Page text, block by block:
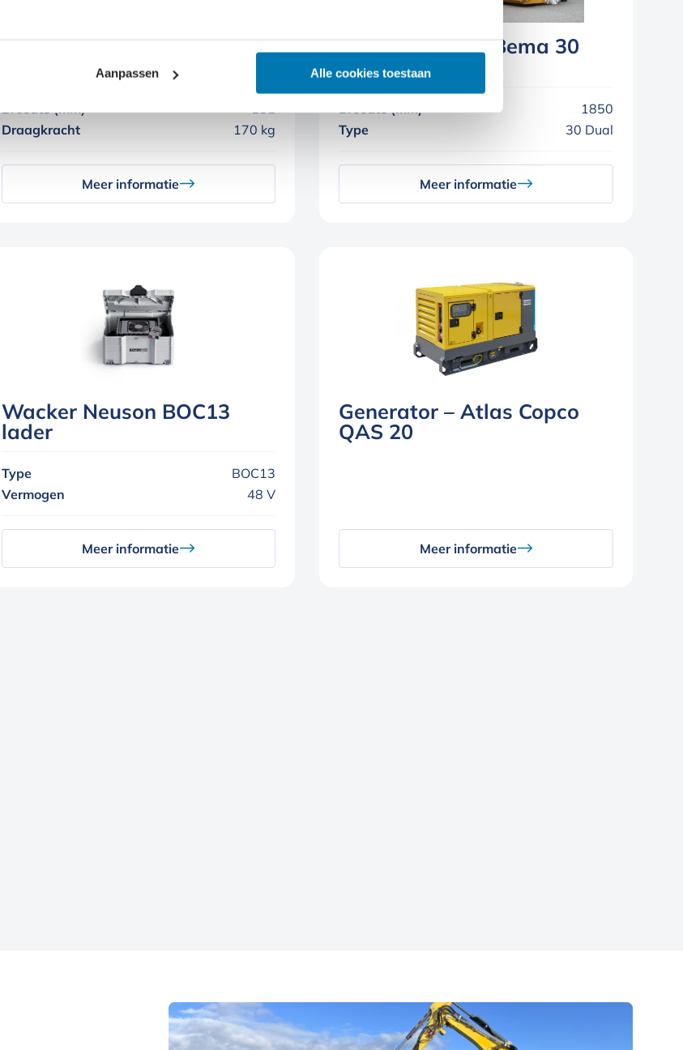
Aanpassen Alle cookies toestaan
Grabo Pro
Accu
Breedte (mm)
181
Draagkracht
170 kg
Meer informatie
Veegmachine – Bema 30
Dual
1850
Type
30 Dual
Meer informatie
Wacker Neuson BOC13
lader
Type
BOC13
Vermogen
48 V
Meer informatie
Generator – Atlas Copco
QAS 20
Meer informatie